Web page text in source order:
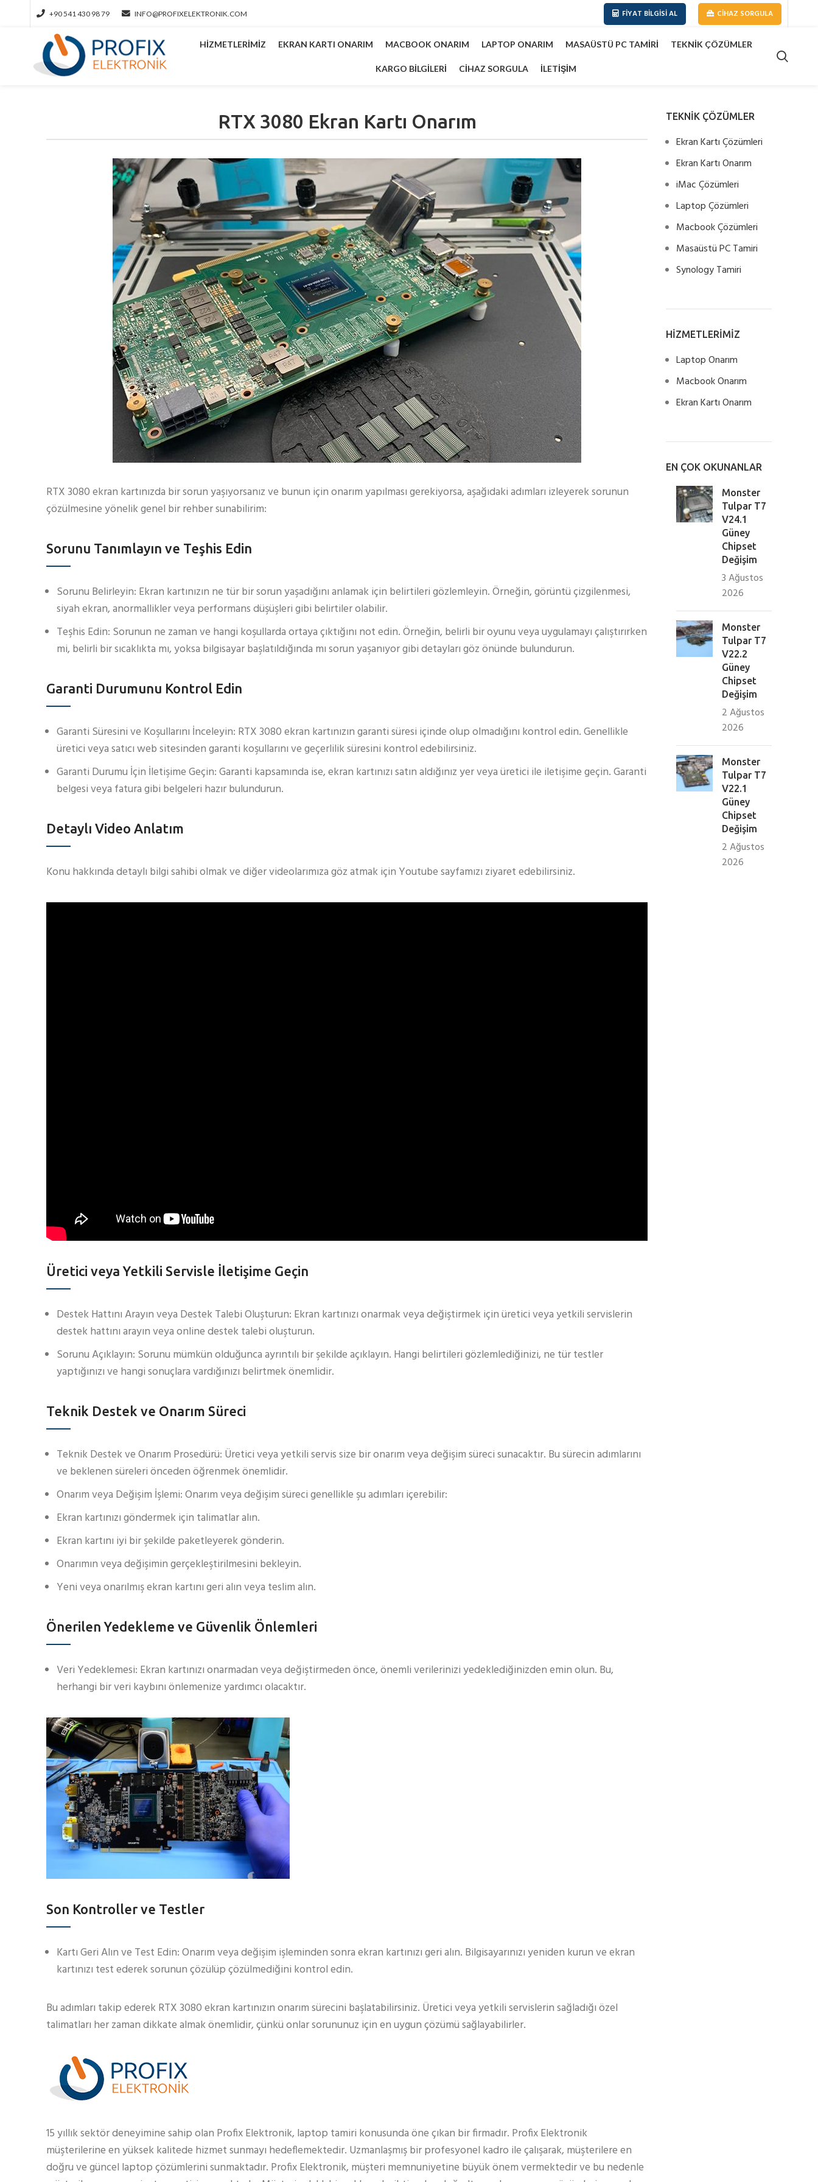
+90 541 430 98 79 INFO@PROFIXELEKTRONIK.COM FIYAT BILGISI AL CIHAZ SORGULA
HIZMETLERIMIZ EKRAN KARTI ONARIM MACBOOK ONARIM LAPTOP ONARIM MASAÜSTÜ PC TAMIRI TEKNIK ÇÖZÜMLER
KARGO BILGILERI CIHAZ SORGULA İLETIŞIM
RTX 3080 Ekran Kartı Onarım
RTX 3080 ekran kartınızda bir sorun yaşıyorsanız ve bunun için onarım yapılması gerekiyorsa, aşağıdaki adımları izleyerek sorunun
çözülmesine yönelik genel bir rehber sunabilirim:
Sorunu Tanımlayın ve Teşhis Edin
Sorunu Belirleyin: Ekran kartınızın ne tür bir sorun yaşadığını anlamak için belirtileri gözlemleyin. Örneğin, görüntü çizgilenmesi,
siyah ekran, anormallikler veya performans düşüşleri gibi belirtiler olabilir.
Teşhis Edin: Sorunun ne zaman ve hangi koşullarda ortaya çıktığını not edin. Örneğin, belirli bir oyunu veya uygulamayı çalıştırırken
mi, belirli bir sıcaklıkta mı, yoksa bilgisayar başlatıldığında mı sorun yaşanıyor gibi detayları göz önünde bulundurun.
Garanti Durumunu Kontrol Edin
Garanti Süresini ve Koşullarını İnceleyin: RTX 3080 ekran kartınızın garanti süresi içinde olup olmadığını kontrol edin. Genellikle
üretici veya satıcı web sitesinden garanti koşullarını ve geçerlilik süresini kontrol edebilirsiniz.
Garanti Durumu İçin İletişime Geçin: Garanti kapsamında ise, ekran kartınızı satın aldığınız yer veya üretici ile iletişime geçin. Garanti
belgesi veya fatura gibi belgeleri hazır bulundurun.
Detaylı Video Anlatım
Konu hakkında detaylı bilgi sahibi olmak ve diğer videolarımıza göz atmak için Youtube sayfamızı ziyaret edebilirsiniz.
Üretici veya Yetkili Servisle İletişime Geçin
Destek Hattını Arayın veya Destek Talebi Oluşturun: Ekran kartınızı onarmak veya değiştirmek için üretici veya yetkili servislerin
destek hattını arayın veya online destek talebi oluşturun.
Sorunu Açıklayın: Sorunu mümkün olduğunca ayrıntılı bir şekilde açıklayın. Hangi belirtileri gözlemlediğinizi, ne tür testler
yaptığınızı ve hangi sonuçlara vardığınızı belirtmek önemlidir.
Teknik Destek ve Onarım Süreci
Teknik Destek ve Onarım Prosedürü: Üretici veya yetkili servis size bir onarım veya değişim süreci sunacaktır. Bu sürecin adımlarını
ve beklenen süreleri önceden öğrenmek önemlidir.
Onarım veya Değişim İşlemi: Onarım veya değişim süreci genellikle şu adımları içerebilir:
Ekran kartınızı göndermek için talimatlar alın.
Ekran kartını iyi bir şekilde paketleyerek gönderin.
Onarımın veya değişimin gerçekleştirilmesini bekleyin.
Yeni veya onarılmış ekran kartını geri alın veya teslim alın.
Önerilen Yedekleme ve Güvenlik Önlemleri
Veri Yedeklemesi: Ekran kartınızı onarmadan veya değiştirmeden önce, önemli verilerinizi yedeklediğinizden emin olun. Bu,
herhangi bir veri kaybını önlemenize yardımcı olacaktır.
Son Kontroller ve Testler
Kartı Geri Alın ve Test Edin: Onarım veya değişim işleminden sonra ekran kartınızı geri alın. Bilgisayarınızı yeniden kurun ve ekran
kartınızı test ederek sorunun çözülüp çözülmediğini kontrol edin.
Bu adımları takip ederek RTX 3080 ekran kartınızın onarım sürecini başlatabilirsiniz. Üretici veya yetkili servislerin sağladığı özel
talimatları her zaman dikkate almak önemlidir, çünkü onlar sorununuz için en uygun çözümü sağlayabilirler.
15 yıllık sektör deneyimine sahip olan Profix Elektronik, laptop tamiri konusunda öne çıkan bir firmadır. Profix Elektronik
müşterilerine en yüksek kalitede hizmet sunmayı hedeflemektedir. Uzmanlaşmış bir profesyonel kadro ile çalışarak, müşterilere en
doğru ve güncel laptop çözümlerini sunmaktadır. Profix Elektronik, müşteri memnuniyetine büyük önem vermektedir ve bu nedenle
TEKNİK ÇÖZÜMLER
Ekran Kartı Çözümleri
Ekran Kartı Onarım
iMac Çözümleri
Laptop Çözümleri
Macbook Çözümleri
Masaüstü PC Tamiri
Synology Tamiri
HİZMETLERİMİZ
Laptop Onarım
Macbook Onarım
Ekran Kartı Onarım
EN ÇOK OKUNANLAR
Monster
Tulpar T7
V24.1
Güney
Chipset
Değişim
3 Ağustos
2026
Monster
Tulpar T7
V22.2
Güney
Chipset
Değişim
2 Ağustos
2026
Monster
Tulpar T7
V22.1
Güney
Chipset
Değişim
2 Ağustos
2026